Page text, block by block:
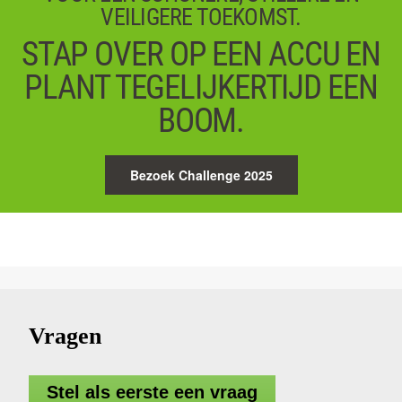
VEILIGERE TOEKOMST.
STAP OVER OP EEN ACCU EN
PLANT TEGELIJKERTIJD EEN
BOOM.
Bezoek Challenge 2025
Vragen
Stel als eerste een vraag